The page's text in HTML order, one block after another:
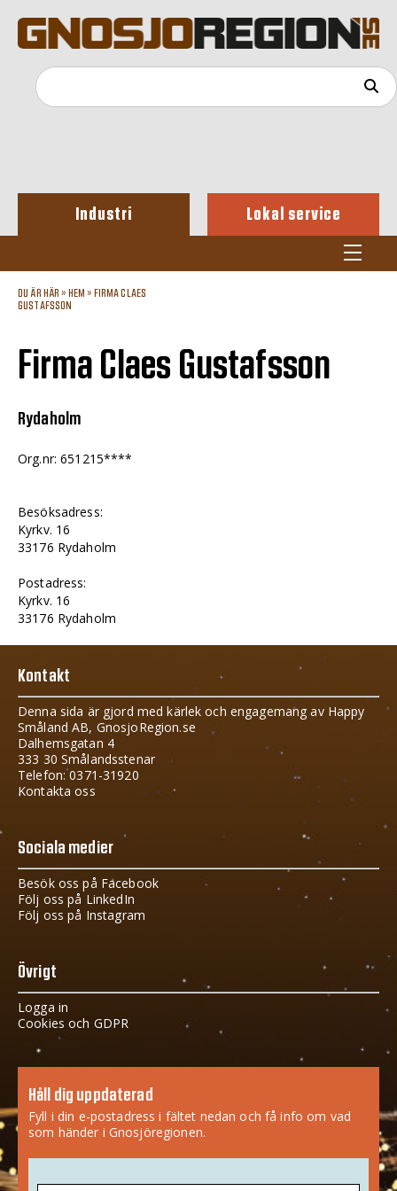
Industri Lokal service
DU ÄR HÄR » HEM » FIRMA CLAES
GUSTAFSSON
Firma Claes Gustafsson
Rydaholm
Org.nr: 651215****
Besöksadress:
Kyrkv. 16
33176 Rydaholm
Postadress:
Kyrkv. 16
33176 Rydaholm
Kontakt
Denna sida är gjord med kärlek och engagemang av Happy
Småland AB, GnosjoRegion.se
Dalhemsgatan 4
333 30 Smålandsstenar
Telefon: 0371-31920
Kontakta oss
Sociala medier
Besök oss på Facebook
Följ oss på LinkedIn
Följ oss på Instagram
Övrigt
Logga in
Cookies och GDPR
Håll dig uppdaterad
Fyll i din e-postadress i fältet nedan och få info om vad
som händer i Gnosjöregionen.